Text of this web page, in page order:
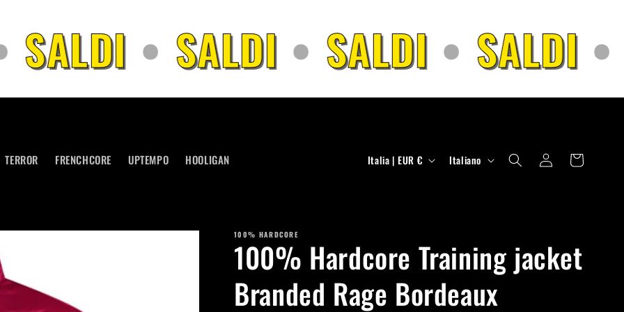
SALDI • SALDI • SALDI • SALDI •
TERROR FRENCHCORE UPTEMPO HOOLIGAN
P
e
/
A
Italia | EUR €
a
Italiano Accedi Carrello
100% HARDCORE
100% Hardcore Training jacket
Branded Rage Bordeaux